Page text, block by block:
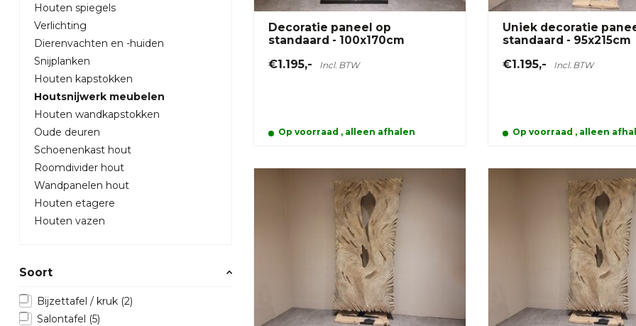
Houten spiegels
Verlichting
Dierenvachten en -huiden
Snijplanken
Houten kapstokken
Houtsnijwerk meubelen
Houten wandkapstokken
Oude deuren
Schoenenkast hout
Roomdivider hout
Wandpanelen hout
Houten etagere
Houten vazen
Soort
Bijzettafel / kruk (2)
Salontafel (5)
Decoratie paneel op
standaard - 100x170cm
€1.195,- Incl. BTW
Op voorraad , alleen afhalen
Uniek decoratie
standaard - 95x215cm
€1.195,- Incl. BTW
Op voorraad , alleen